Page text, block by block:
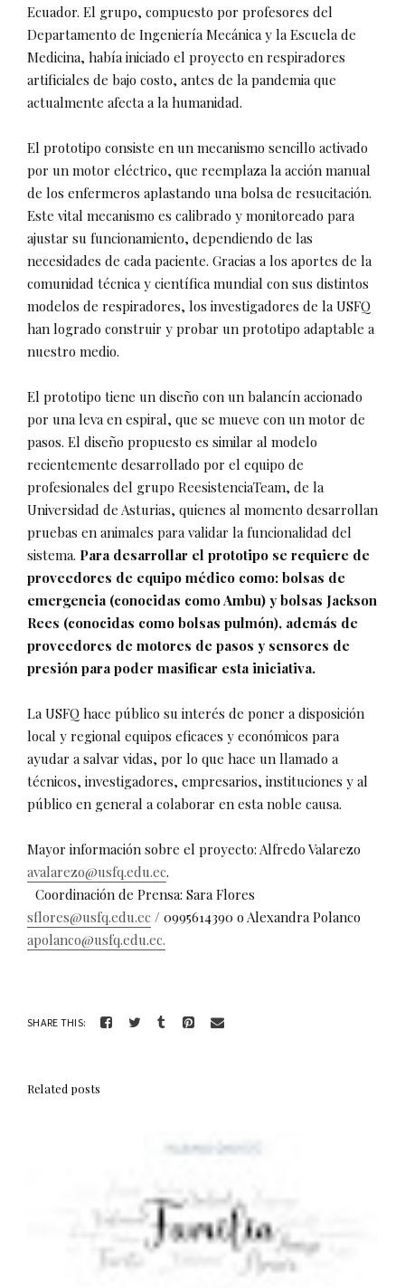
Ecuador. El grupo, compuesto por profesores del
Departamento de Ingeniería Mecánica y la Escuela de
Medicina, había iniciado el proyecto en respiradores
artificiales de bajo costo, antes de la pandemia que
actualmente afecta a la humanidad.
El prototipo consiste en un mecanismo sencillo activado
por un motor eléctrico, que reemplaza la acción manual
de los enfermeros aplastando una bolsa de resucitación.
Este vital mecanismo es calibrado y monitoreado para
ajustar su funcionamiento, dependiendo de las
necesidades de cada paciente. Gracias a los aportes de la
comunidad técnica y científica mundial con sus distintos
modelos de respiradores, los investigadores de la USFQ
han logrado construir y probar un prototipo adaptable a
nuestro medio.
El prototipo tiene un diseño con un balancín accionado
por una leva en espiral, que se mueve con un motor de
pasos. El diseño propuesto es similar al modelo
recientemente desarrollado por el equipo de
profesionales del grupo ReesistenciaTeam, de la
Universidad de Asturias, quienes al momento desarrollan
pruebas en animales para validar la funcionalidad del
sistema. Para desarrollar el prototipo se requiere de
proveedores de equipo médico como: bolsas de
emergencia (conocidas como Ambu) y bolsas Jackson
Rees (conocidas como bolsas pulmón), además de
proveedores de motores de pasos y sensores de
presión para poder masificar esta iniciativa.
La USFQ hace público su interés de poner a disposición
local y regional equipos eficaces y económicos para
ayudar a salvar vidas, por lo que hace un llamado a
técnicos, investigadores, empresarios, instituciones y al
público en general a colaborar en esta noble causa.
Mayor información sobre el proyecto: Alfredo Valarezo
avalarezo@usfq.edu.ec.
Coordinación de Prensa: Sara Flores
sflores@usfq.edu.ec / 0995614390 o Alexandra Polanco
apolanco@usfq.edu.ec.
SHARE THIS:
Related posts